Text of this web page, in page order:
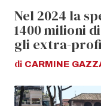
Nel 2024 la
1400 milioni
gli extra-
di CARMINE